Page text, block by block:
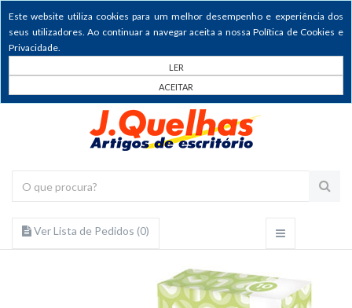
Este website utiliza cookies para um melhor desempenho e experiência dos
seus utilizadores. Ao continuar a navegar aceita a nossa Política de Cookies e
Privacidade.
LER
ACEITAR
Ver Lista de Pedidos (0)